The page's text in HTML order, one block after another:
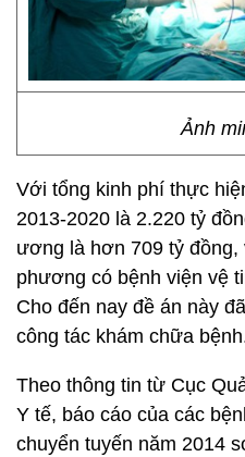
Ảnh
Với tổng kinh phí thực
2013-2020 là 2.220 tỷ
ương là hơn 709 tỷ
phương có bệnh viện vệ
Cho đến nay đề án này
công tác khám chữa
Theo thông tin từ Cục
Y tế, báo cáo của các
chuyển tuyến năm 2014